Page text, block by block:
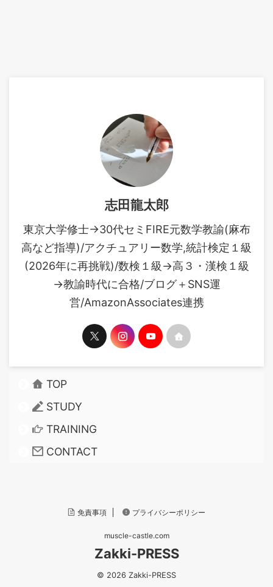
志田龍太郎
東京大学修士→30代セミFIRE元数学教諭(麻布
高など指導)/アクチュアリー数学,統計検定１級
(2026年に再挑戦)/数検１級→高３・漢検１級
→教諭時代に合格/ブログ＋SNS運
営/AmazonAssociates連携
TOP
STUDY
TRAINING
CONTACT
免責事項 プライバシーポリシー
muscle-castle.com
Zakki-PRESS
© 2026 Zakki-PRESS